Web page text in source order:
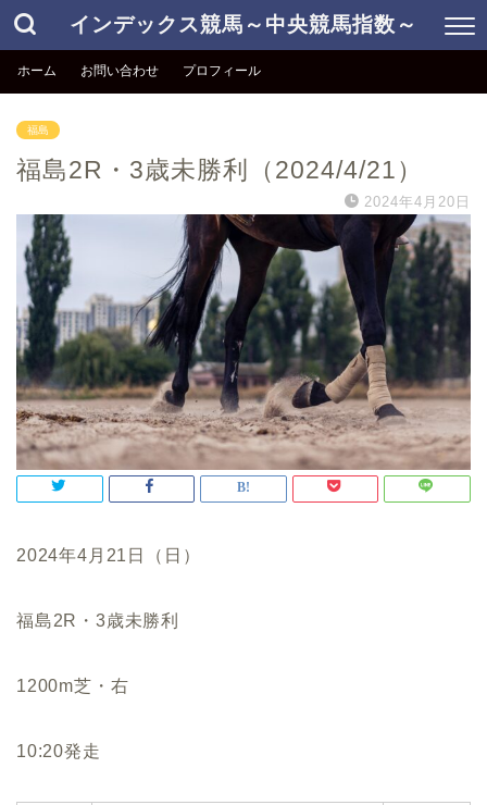
インデックス競馬～中央競馬指数～
ホーム お問い合わせ プロフィール
福島
福島2R・3歳未勝利（2024/4/21）
2024年4月20日
2024年4月21日（日）
福島2R・3歳未勝利
1200m芝・右
10:20発走